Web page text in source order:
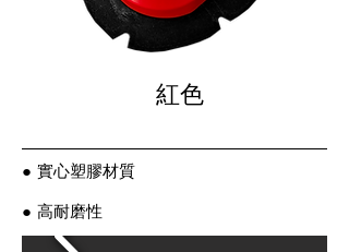
紅色
● 實心塑膠材質
● 高耐磨性